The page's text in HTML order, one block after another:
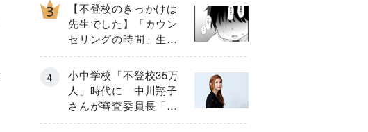
【不登校のきっかけは
先生でした】「カウン
セリングの時間」生徒
の情報をバラしたの
は…《第２話》
小中学校「不登校35万
人」時代に 中川翔子
さんが審査委員長「不
登校生動画甲子園